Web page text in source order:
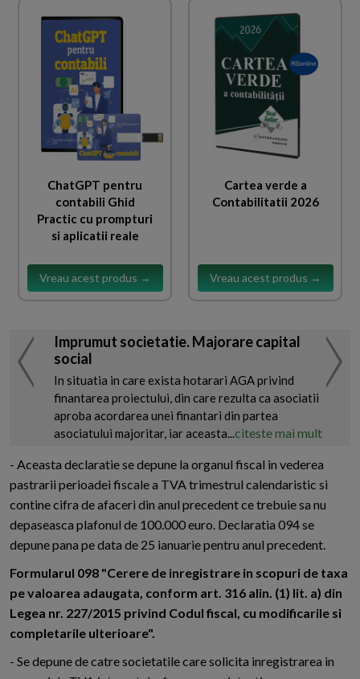
ChatGPT pentru
contabili Ghid
Practic cu prompturi
si aplicatii reale
Vreau acest produs →
Cartea verde a
Contabilitatii 2026
Vreau acest produs →
Imprumut societatie. Majorare capital
social
In situatia in care exista hotarari AGA privind
finantarea proiectului, din care rezulta ca asociatii
aproba acordarea unei finantari din partea
asociatului majoritar, iar aceasta...citeste mai mult
- Aceasta declaratie se depune la organul fiscal in vederea
pastrarii perioadei fiscale a TVA trimestrul calendaristic si
contine cifra de afaceri din anul precedent ce trebuie sa nu
depaseasca plafonul de 100.000 euro. Declaratia 094 se
depune pana pe data de 25 ianuarie pentru anul precedent.
Formularul 098 "Cerere de inregistrare in scopuri de taxa
pe valoarea adaugata, conform art. 316 alin. (1) lit. a) din
Legea nr. 227/2015 privind Codul fiscal, cu modificarile si
completarile ulterioare".
- Se depune de catre societatile care solicita inregistrarea in